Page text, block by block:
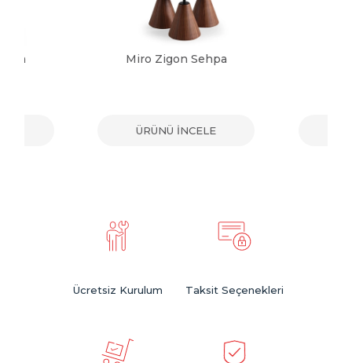
Miro Zigon Sehpa
ÜRÜNÜ İNCELE
Ücretsiz Kurulum Taksit Seçenekleri